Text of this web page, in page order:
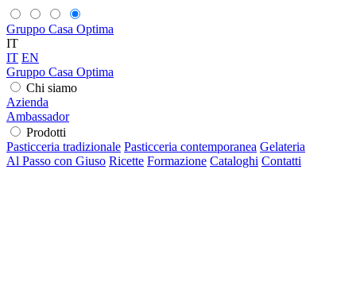
Gruppo Casa Optima
IT
IT EN
Gruppo Casa Optima
Chi siamo
Azienda
Ambassador
Prodotti
Pasticceria tradizionale Pasticceria contemporanea Gelateria
Al Passo con Giuso Ricette Formazione Cataloghi Contatti